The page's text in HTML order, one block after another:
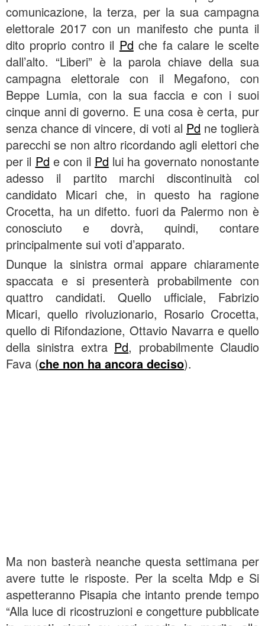
comunicazione, la terza, per la sua campagna
elettorale 2017 con un manifesto che punta il
dito proprio contro il Pd che fa calare le scelte
dall’alto. “Liberi” è la parola chiave della sua
campagna elettorale con il Megafono, con
Beppe Lumia, con la sua faccia e con i suoi
cinque anni di governo. E una cosa è certa, pur
senza chance di vincere, di voti al Pd ne toglierà
parecchi se non altro ricordando agli elettori che
per il Pd e con il Pd lui ha governato nonostante
adesso il partito marchi discontinuità col
candidato Micari che, in questo ha ragione
Crocetta, ha un difetto. fuori da Palermo non è
conosciuto e dovrà, quindi, contare
principalmente sui voti d’apparato.
Dunque la sinistra ormai appare chiaramente
spaccata e si presenterà probabilmente con
quattro candidati. Quello ufficiale, Fabrizio
Micari, quello rivoluzionario, Rosario Crocetta,
quello di Rifondazione, Ottavio Navarra e quello
della sinistra extra Pd, probabilmente Claudio
Fava (che non ha ancora deciso).
Ma non basterà neanche questa settimana per
avere tutte le risposte. Per la scelta Mdp e Si
aspetteranno Pisapia che intanto prende tempo
“Alla luce di ricostruzioni e congetture pubblicate